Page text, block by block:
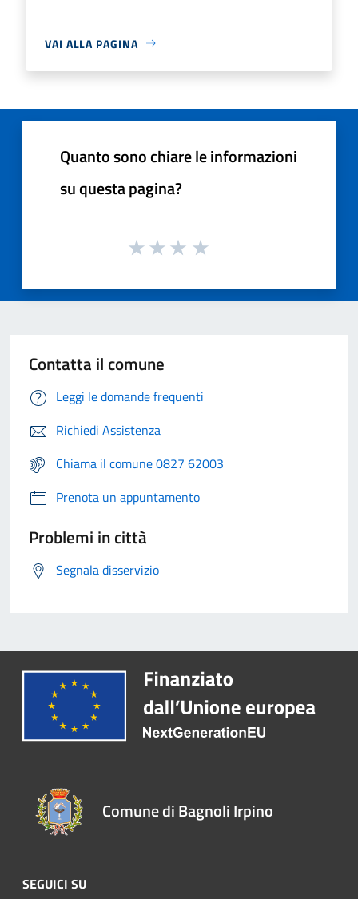
VAI ALLA PAGINA
Quanto sono chiare le informazioni
su questa pagina?
Contatta il comune
Leggi le domande frequenti
Richiedi Assistenza
Chiama il comune 0827 62003
Prenota un appuntamento
Problemi in città
Segnala disservizio
Comune di Bagnoli Irpino
SEGUICI SU